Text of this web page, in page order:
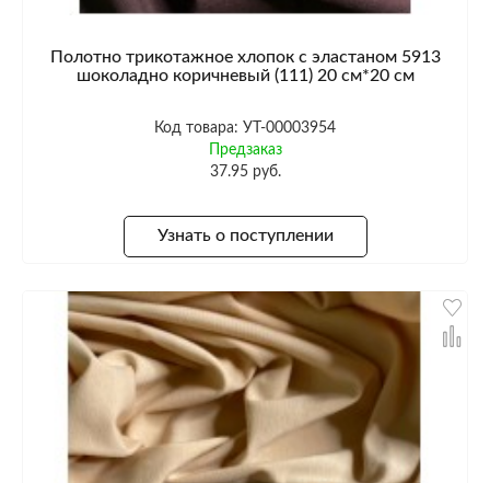
Полотно трикотажное хлопок с эластаном 5913
шоколадно коричневый (111) 20 см*20 см
Код товара: УТ-00003954
Предзаказ
37.95 руб.
Узнать о поступлении